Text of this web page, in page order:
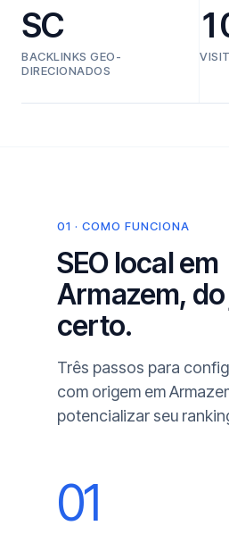
SC
BACKLINKS GEO-
DIRECIONADOS
01 · COMO FUNCIONA
SEO local em
Armazem, do
certo.
Três passos para
com origem em
potencializar seu
01